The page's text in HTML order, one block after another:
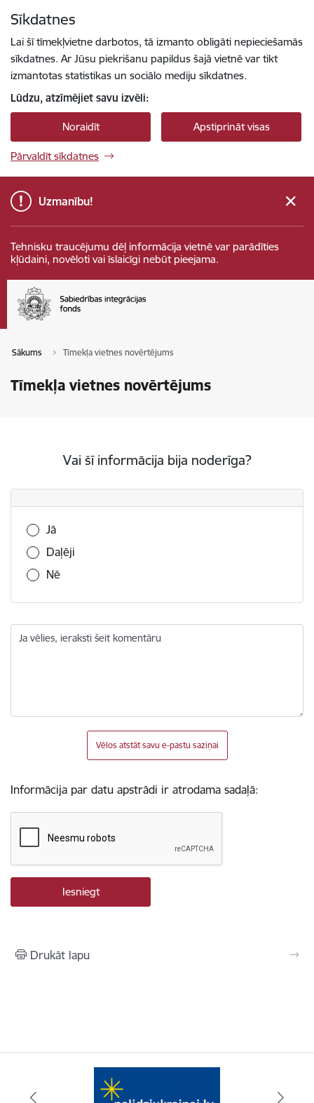
Sīkdatnes
Lai šī tīmekļvietne darbotos, tā izmanto obligāti nepieciešamās
sīkdatnes. Ar Jūsu piekrišanu papildus šajā vietnē var tikt
izmantotas statistikas un sociālo mediju sīkdatnes.
Lūdzu, atzīmējiet savu izvēli:
Noraidīt Apstiprināt visas
Pārvaldīt sīkdatnes
Uzmanību!
Tehnisku traucējumu dēļ informācija vietnē var parādīties
kļūdaini, novēloti vai īslaicīgi nebūt pieejama.
Sākums Tīmekļa vietnes novērtējums
Tīmekļa vietnes novērtējums
Vai šī informācija bija noderīga?
Vai šī informācija bija noderīga?
Jā
Daļēji
Nē
Ja vēlies, ieraksti šeit komentāru
Vēlos atstāt savu e-pastu saziņai
Informācija par datu apstrādi ir atrodama sadaļā:
Drukāt lapu